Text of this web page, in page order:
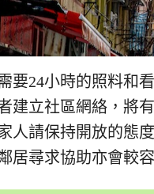
要24小時的照料和
建立社區網絡，將
人請保持開放的態
居尋求協助亦會較容